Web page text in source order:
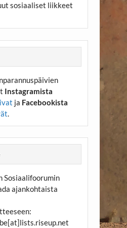
sosiaaliset liikkeet
Instagramista
ja Facebookista
.
Sosiaalifoorumin
ajankohtaista